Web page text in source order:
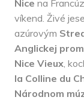
Nice na
víkend. Živé
azúrovým
Anglickej
Nice Vieux ,
la Colline du
Národnom